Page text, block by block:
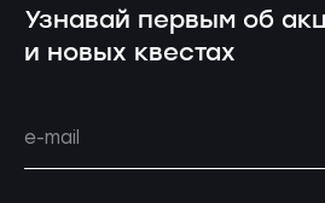
Узнавай первым об
и новых квестах